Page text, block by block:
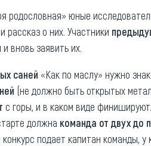
родословная» юные
рассказ о них. Участники
и вновь заявить их.
саней «Как по маслу» нужно
(не должно быть открытых
с горы, и в каком виде
должна команда от двух до
конкурс подает капитан команды,